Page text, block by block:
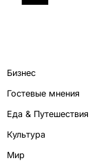
Бизнес
Гостевые мнения
Еда & Путешествия
Культура
Мир